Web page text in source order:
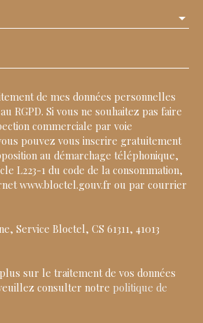
de mes données personnelles
RGPD. Si vous ne souhaitez pas faire
commerciale par voie
pouvez vous inscrire gratuitement
au démarchage téléphonique,
L223-1 du code de la consommation,
www.bloctel.gouv.fr ou par courrier
Service Bloctel, CS 61311, 41013
sur le traitement de vos données
consulter notre politique de